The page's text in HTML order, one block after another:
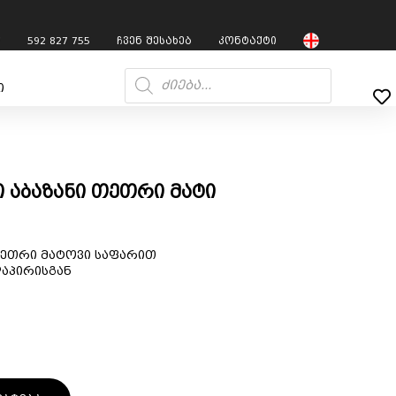
592 827 755 ჩვენ შესახებ კონტაქტი
აბაზანი თეთრი მატი
მატოვი საფარით